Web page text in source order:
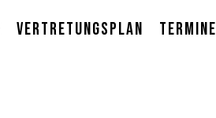
Vertretungsplan Termine